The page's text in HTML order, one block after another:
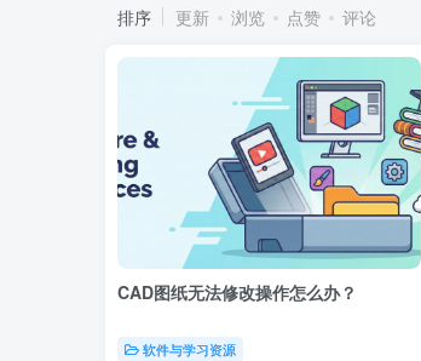
排序 更新 浏览 点赞 评论
CAD图纸无法修改操作怎么办？
软件与学习资源